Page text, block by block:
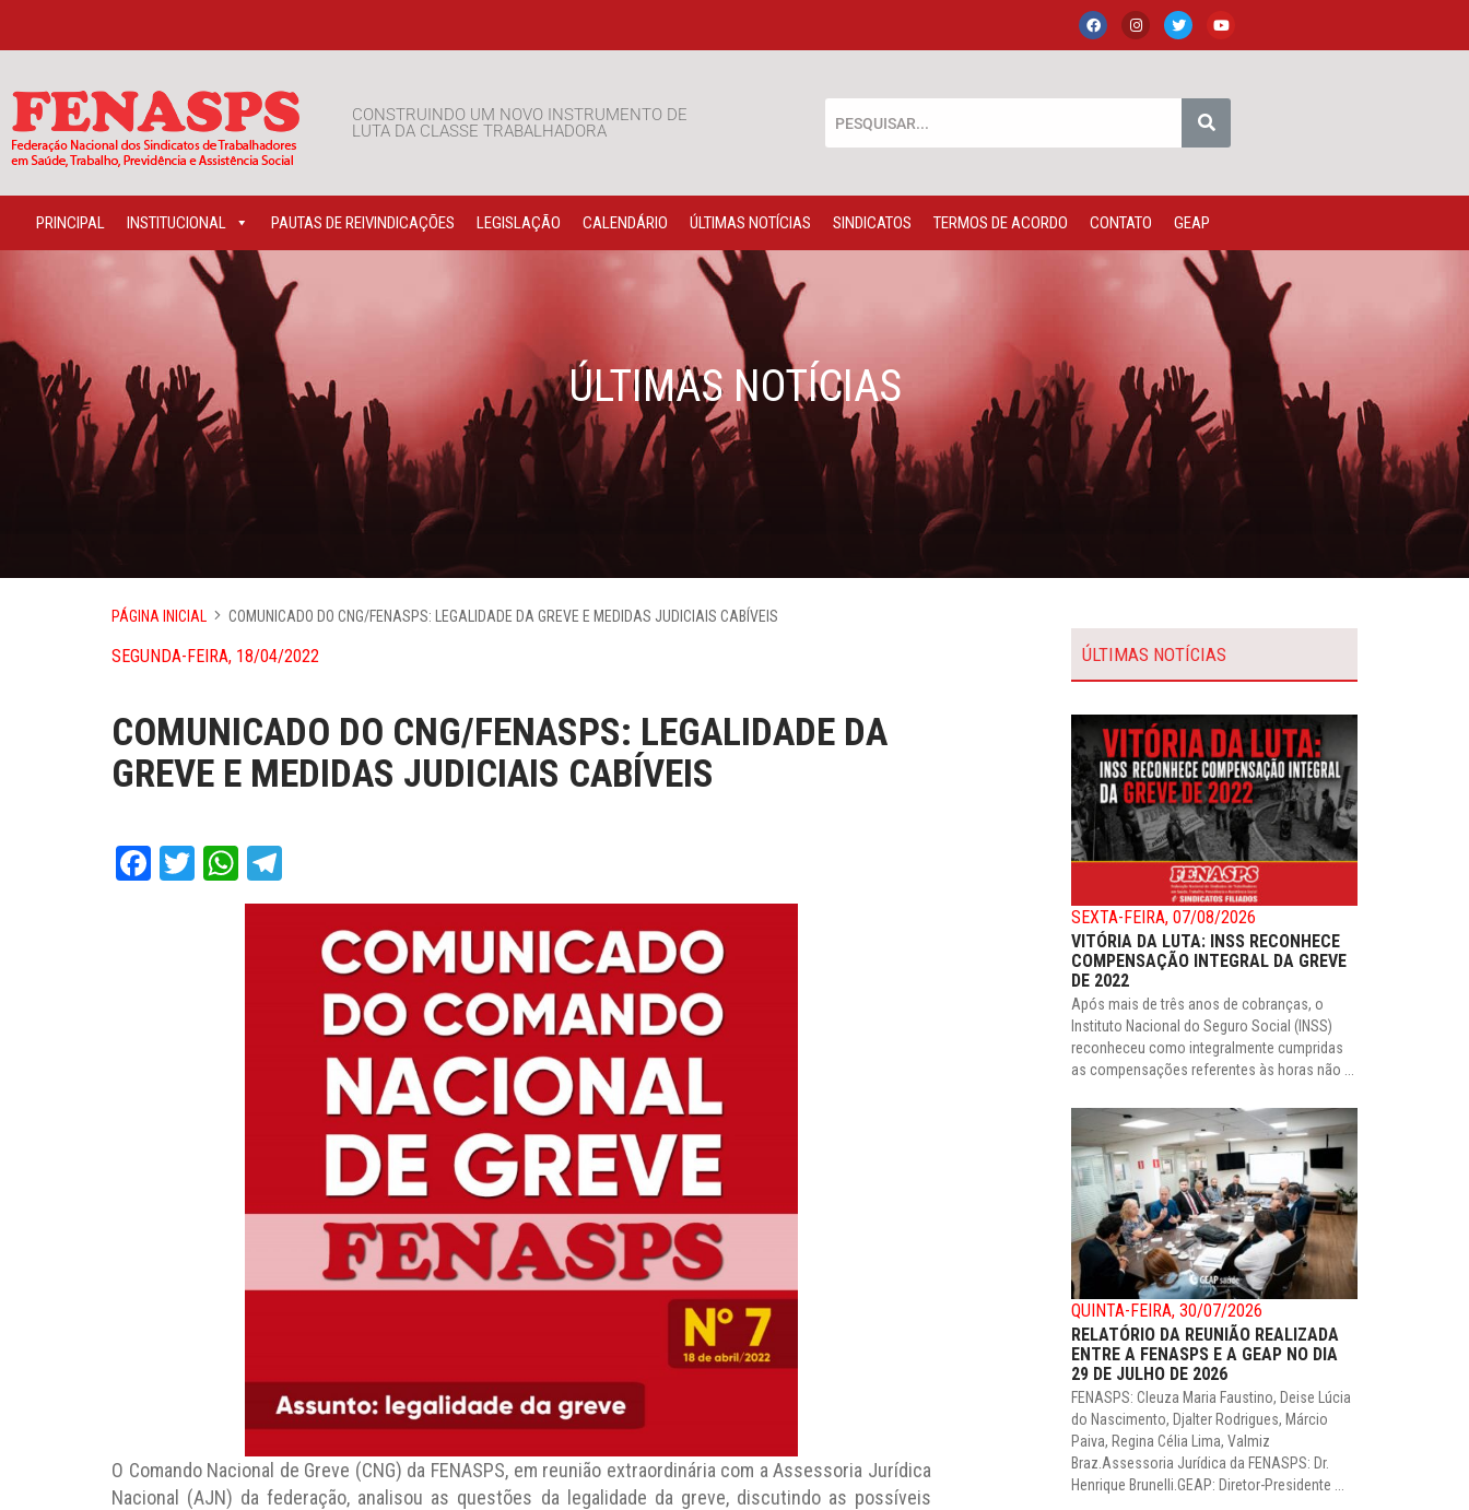
CONSTRUINDO UM NOVO INSTRUMENTO DE
LUTA DA CLASSE TRABALHADORA
PRINCIPAL INSTITUCIONAL PAUTAS DE REIVINDICAÇÕES LEGISLAÇÃO CALENDÁRIO ÚLTIMAS NOTÍCIAS SINDICATOS TERMOS DE ACORDO CONTATO GEAP
ÚLTIMAS NOTÍCIAS
PÁGINA INICIAL COMUNICADO DO CNG/FENASPS: LEGALIDADE DA GREVE E MEDIDAS JUDICIAIS CABÍVEIS
SEGUNDA-FEIRA, 18/04/2022
COMUNICADO DO CNG/FENASPS: LEGALIDADE DA
GREVE E MEDIDAS JUDICIAIS CABÍVEIS
Facebook
TwitterWhatsApp
O Comando Nacional de Greve (CNG) da FENASPS, em reunião extraordinária com a Assessoria Jurídica
Nacional (AJN) da federação, analisou as questões da legalidade da greve, discutindo as possíveis
ÚLTIMAS NOTÍCIAS
SEXTA-FEIRA, 07/08/2026
VITÓRIA DA LUTA: INSS RECONHECE
COMPENSAÇÃO INTEGRAL DA GREVE
DE 2022
Após mais de três anos de cobranças, o
Instituto Nacional do Seguro Social (INSS)
reconheceu como integralmente cumpridas
as compensações referentes às horas não ...
QUINTA-FEIRA, 30/07/2026
RELATÓRIO DA REUNIÃO REALIZADA
ENTRE A FENASPS E A GEAP NO DIA
29 DE JULHO DE 2026
FENASPS: Cleuza Maria Faustino, Deise Lúcia
do Nascimento, Djalter Rodrigues, Márcio
Paiva, Regina Célia Lima, Valmiz
Braz.Assessoria Jurídica da FENASPS: Dr.
Henrique Brunelli.GEAP: Diretor-Presidente ...